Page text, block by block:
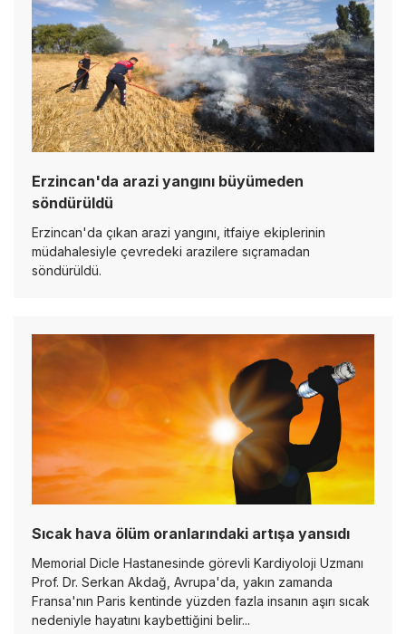
Erzincan'da arazi yangını büyümeden
söndürüldü
Erzincan'da çıkan arazi yangını, itfaiye ekiplerinin
müdahalesiyle çevredeki arazilere sıçramadan
söndürüldü.
Sıcak hava ölüm oranlarındaki artışa yansıdı
Memorial Dicle Hastanesinde görevli Kardiyoloji Uzmanı
Prof. Dr. Serkan Akdağ, Avrupa'da, yakın zamanda
Fransa'nın Paris kentinde yüzden fazla insanın aşırı sıcak
nedeniyle hayatını kaybettiğini belir...